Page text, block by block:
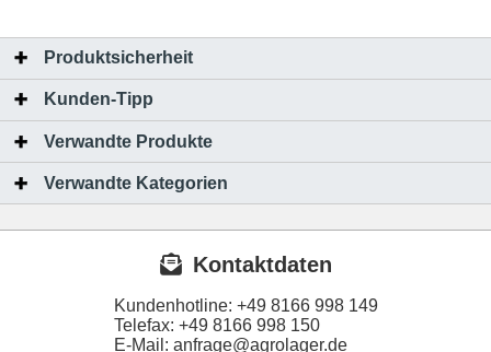
Produktsicherheit
Kunden-Tipp
Verwandte Produkte
Verwandte Kategorien
Kontaktdaten
Kundenhotline: +49 8166 998 149
Telefax: +49 8166 998 150
E-Mail: anfrage@agrolager.de